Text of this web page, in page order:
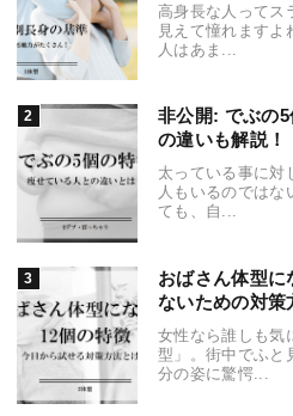
高身長な人ってス
見えて憧れますよ
人はあま...
非公開: でぶの
の違いも解説！
太っている事に対
人もいるのではな
ても、自...
おばさん体型に
ないための対策
女性なら誰しも気
型」。街中でふと
分の姿に驚愕...